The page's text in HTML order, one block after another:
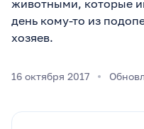
животными, которые
день кому-то из
хозяев.
16 октября 2017